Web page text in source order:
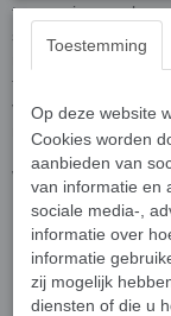
toevoeging van
stromen. Aventurijn
rijke metaalachtige
toe te voegen.
variatie per steentje
mozaïekcreaties.
Waarom kiezen
binnen- en
Gemakkelijk
met een
Toestemming
Op deze website
Cookies worden
aanbieden van
van informatie en
sociale media-,
informatie over
informatie
zij mogelijk
diensten of die u